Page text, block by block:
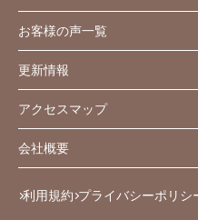
お客様の声一覧
更新情報
アクセスマップ
会社概要
利用規約 プライバシーポリシ